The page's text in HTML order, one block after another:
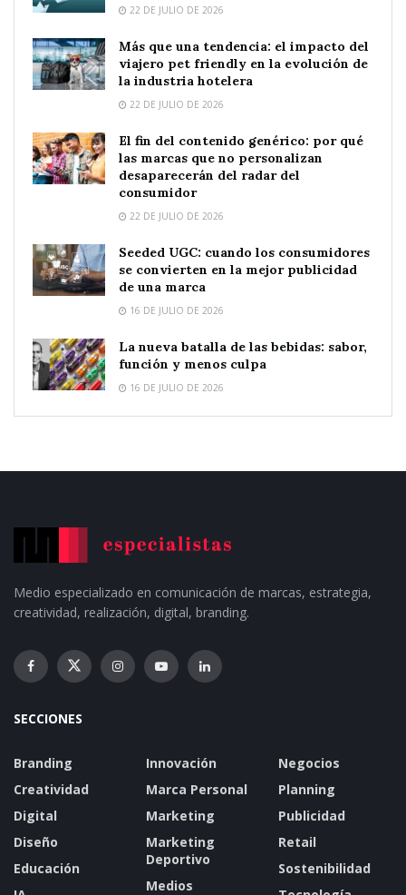
22 DE JULIO DE 2026
Más que una tendencia: el impacto del
viajero pet friendly en la evolución de
la industria hotelera
22 DE JULIO DE 2026
El fin del contenido genérico: por qué
las marcas que no personalizan
desaparecerán del radar del
consumidor
22 DE JULIO DE 2026
Seeded UGC: cuando los consumidores
se convierten en la mejor publicidad
de una marca
16 DE JULIO DE 2026
La nueva batalla de las bebidas: sabor,
función y menos culpa
16 DE JULIO DE 2026
Medio especializado en comunicación de marcas, estrategia,
creatividad, realización, digital, branding.
SECCIONES
Branding
Creatividad
Digital
Diseño
Educación
Innovación
Marca Personal
Marketing
Marketing
Deportivo
Medios
Negocios
Planning
Publicidad
Retail
Sostenibilidad